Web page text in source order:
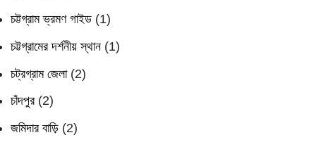
চট্টগ্রাম ভ্রমণ গাইড (1)
চট্টগ্রামের দর্শনীয় স্থান (1)
চট্রগ্রাম জেলা(2)
চাঁদপুর(2)
জমিদার বাড়ি (2)